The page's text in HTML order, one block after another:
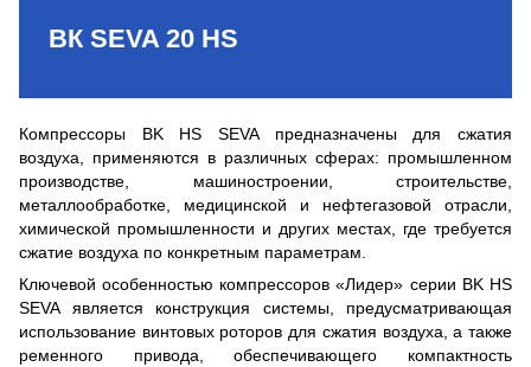
ВК SEVA 20 HS
Компрессоры BK HS SEVA предназначены для сжатия
воздуха, применяются в различных сферах: промышленном
производстве, машиностроении, строительстве,
металлообработке, медицинской и нефтегазовой отрасли,
химической промышленности и других местах, где требуется
сжатие воздуха по конкретным параметрам.
Ключевой особенностью компрессоров «Лидер» серии BK HS
SEVA является конструкция системы, предусматривающая
использование винтовых роторов для сжатия воздуха, а также
ременного привода, обеспечивающего компактность